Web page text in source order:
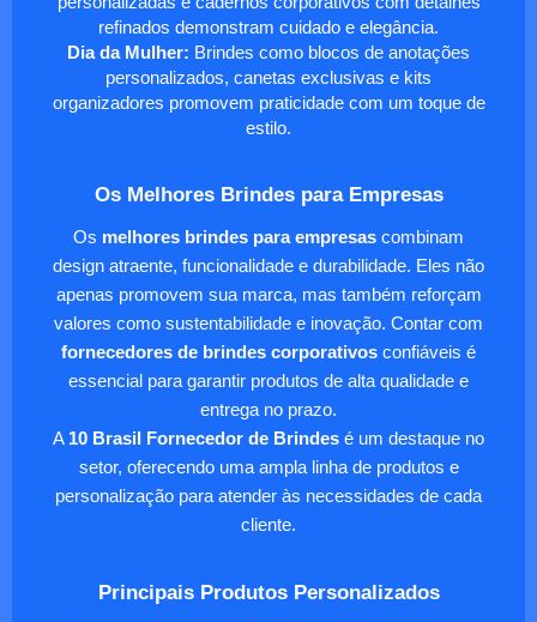
refinados demonstram cuidado e elegância.
Dia da Mulher: Brindes como blocos de anotações
personalizados, canetas exclusivas e kits
organizadores promovem praticidade com um toque de
estilo.
Os Melhores Brindes para Empresas
Os melhores brindes para empresas combinam
design atraente, funcionalidade e durabilidade. Eles não
apenas promovem sua marca, mas também reforçam
valores como sustentabilidade e inovação. Contar com
fornecedores de brindes corporativos confiáveis é
essencial para garantir produtos de alta qualidade e
entrega no prazo.
A 10 Brasil Fornecedor de Brindes é um destaque no
setor, oferecendo uma ampla linha de produtos e
personalização para atender às necessidades de cada
cliente.
Principais Produtos Personalizados